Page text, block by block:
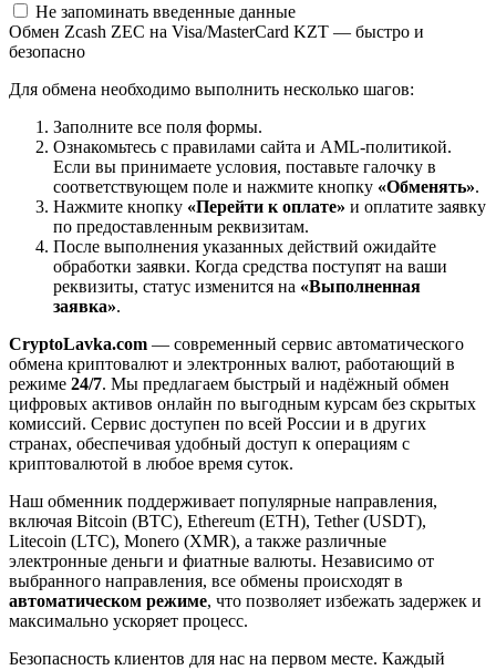
Не запоминать введенные данные
Обмен Zcash ZEC на Visa/MasterCard KZT — быстро и
безопасно
Для обмена необходимо выполнить несколько шагов:
Заполните все поля формы.
Ознакомьтесь с правилами сайта и AML-политикой.
Если вы принимаете условия, поставьте галочку в
соответствующем поле и нажмите кнопку «Обменять».
Нажмите кнопку «Перейти к оплате» и оплатите заявку
по предоставленным реквизитам.
После выполнения указанных действий ожидайте
обработки заявки. Когда средства поступят на ваши
реквизиты, статус изменится на «Выполненная
заявка».
CryptoLavka.com — современный сервис автоматического
обмена криптовалют и электронных валют, работающий в
режиме 24/7. Мы предлагаем быстрый и надёжный обмен
цифровых активов онлайн по выгодным курсам без скрытых
комиссий. Сервис доступен по всей России и в других
странах, обеспечивая удобный доступ к операциям с
криптовалютой в любое время суток.
Наш обменник поддерживает популярные направления,
включая Bitcoin (BTC), Ethereum (ETH), Tether (USDT),
Litecoin (LTC), Monero (XMR), а также различные
электронные деньги и фиатные валюты. Независимо от
выбранного направления, все обмены происходят в
автоматическом режиме, что позволяет избежать задержек и
максимально ускоряет процесс.
Безопасность клиентов для нас на первом месте. Каждый